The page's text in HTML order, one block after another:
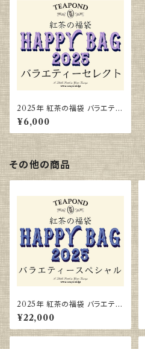
2025年 紅茶の福袋 バラエティ
ーセレクト
¥6,000
その他の商品
2025年 紅茶の福袋 バラエティ
ースペシャル
¥22,000